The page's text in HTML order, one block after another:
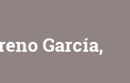
García,